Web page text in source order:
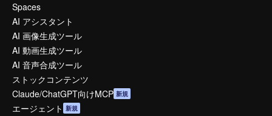
Spaces
AI アシスタント
AI 画像生成ツール
AI 動画生成ツール
AI 音声合成ツール
ストックコンテンツ
Claude/ChatGPT向けMCP 新規
エージェント 新規